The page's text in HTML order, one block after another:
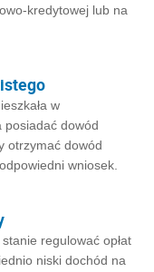
kredytowej lub na
w
posiadać dowód
otrzymać dowód
wniosek.
regulować opłat
niski dochód na